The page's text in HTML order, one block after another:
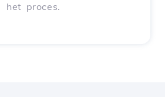
het proces.